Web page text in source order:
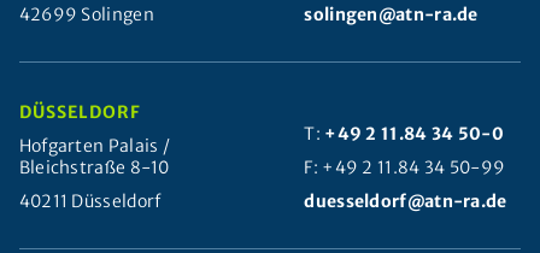
42699 Solingen
solingen@atn-ra.de
DÜSSELDORF
Hofgarten Palais /
Bleichstraße 8-10
40211 Düsseldorf
T: +49 2 11.84 34 50-0
F: +49 2 11.84 34 50-99
duesseldorf@atn-ra.de